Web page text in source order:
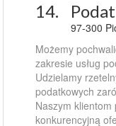
14.
97-300
Możemy
zakresie usług
Udzielamy
podatkowych
Naszym
konkurencyjną